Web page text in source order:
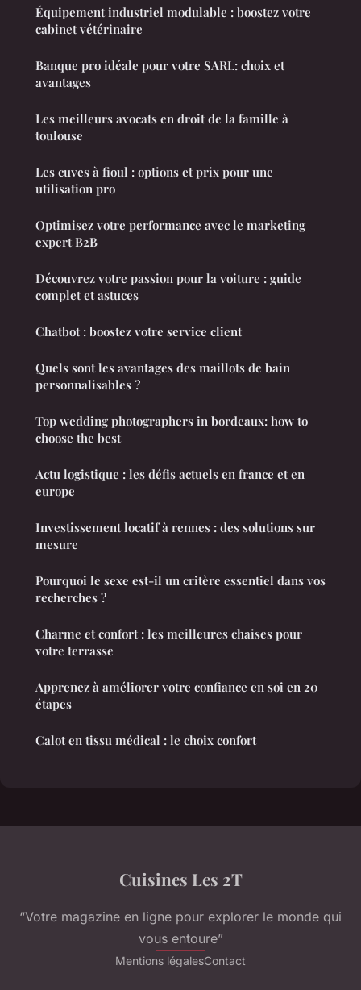
Équipement industriel modulable : boostez votre
cabinet vétérinaire
Banque pro idéale pour votre SARL: choix et
avantages
Les meilleurs avocats en droit de la famille à
toulouse
Les cuves à fioul : options et prix pour une
utilisation pro
Optimisez votre performance avec le marketing
expert B2B
Découvrez votre passion pour la voiture : guide
complet et astuces
Chatbot : boostez votre service client
Quels sont les avantages des maillots de bain
personnalisables ?
Top wedding photographers in bordeaux: how to
choose the best
Actu logistique : les défis actuels en france et en
europe
Investissement locatif à rennes : des solutions sur
mesure
Pourquoi le sexe est-il un critère essentiel dans vos
recherches ?
Charme et confort : les meilleures chaises pour
votre terrasse
Apprenez à améliorer votre confiance en soi en 20
étapes
Calot en tissu médical : le choix confort
Cuisines Les 2T
“Votre magazine en ligne pour explorer le monde qui
vous entoure”
Mentions légalesContact